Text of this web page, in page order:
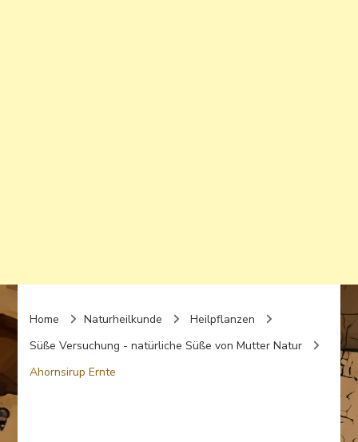
Home Naturheilkunde
Heilpflanzen
Süße Versuchung - natürliche Süße von Mutter Natur
Ahornsirup Ernte